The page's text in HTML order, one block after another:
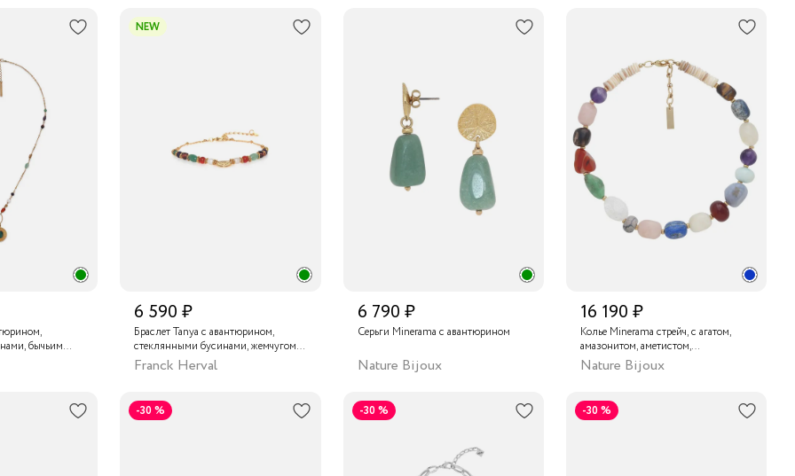
бычьим
и
NEW
6 590 ₽
Браслет Tanya с авантюрином,
стеклянными бусинами, жемчугом,
агатом и бычьим глазом
Franck Herval
6 790 ₽
Серьги Minerama с авантюрином
Nature Bijoux
16 190 ₽
Колье Minerama стрейч, с агатом,
амазонитом, аметистом,
авантюрином, халцедоном,
цитрином, лазуритом, розовым
игровым глазом, горным хрусталем
и перламутром
Nature Bijoux
-30 % -30 % -30 %